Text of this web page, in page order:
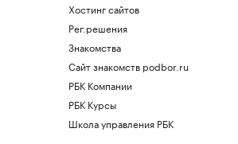
Хостинг сайтов
Рег.решения
Знакомства
Сайт знакомств podbor.ru
РБК Компании
РБК Курсы
Школа управления РБК